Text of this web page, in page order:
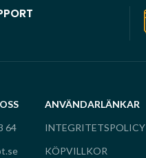
64
ANVÄNDARLÄNKAR
INTEGRITETSPOLICY
KÖPVILLKOR